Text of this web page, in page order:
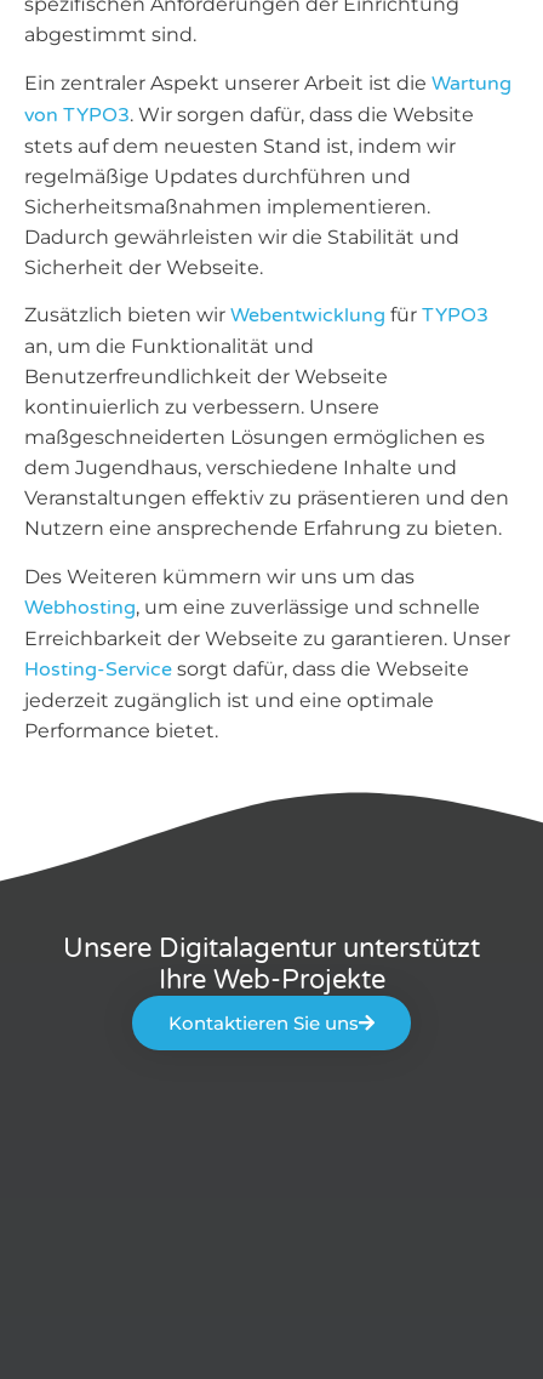
spezifischen Anforderungen der Einrichtung
abgestimmt sind.
Ein zentraler Aspekt unserer Arbeit ist die Wartung
von TYPO3. Wir sorgen dafür, dass die Website
stets auf dem neuesten Stand ist, indem wir
regelmäßige Updates durchführen und
Sicherheitsmaßnahmen implementieren.
Dadurch gewährleisten wir die Stabilität und
Sicherheit der Webseite.
Zusätzlich bieten wir Webentwicklung für TYPO3
an, um die Funktionalität und
Benutzerfreundlichkeit der Webseite
kontinuierlich zu verbessern. Unsere
maßgeschneiderten Lösungen ermöglichen es
dem Jugendhaus, verschiedene Inhalte und
Veranstaltungen effektiv zu präsentieren und den
Nutzern eine ansprechende Erfahrung zu bieten.
Des Weiteren kümmern wir uns um das
Webhosting, um eine zuverlässige und schnelle
Erreichbarkeit der Webseite zu garantieren. Unser
Hosting-Service sorgt dafür, dass die Webseite
jederzeit zugänglich ist und eine optimale
Performance bietet.
Unsere Digitalagentur unterstützt
Ihre Web-Projekte
Kontaktieren Sie uns